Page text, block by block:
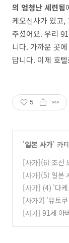
의 엄청난 세련됨
케오신사가 있고,
주셨어요. 우리
니다. 가까운 곳
답니다. 이제 호
5
'일본 사가' 카
[사가](6) 조선
사'와 '아리타
[사가](5) 일본
다케오온센에
[사가] (4) '다
먹고 다케온온
[사가2] '유토
당'에서 두부요
[사가] 91세 아